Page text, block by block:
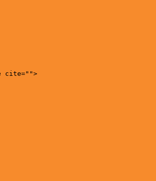
cite="">